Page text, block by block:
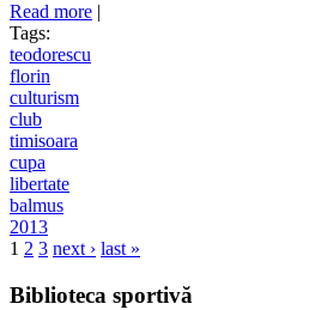
Read more about Cupa Libertății -
|
Tags:
teodorescu
florin
culturism
club
timisoara
cupa
libertate
balmus
2013
Pages
1 2 3 next › last »
Biblioteca sportivă